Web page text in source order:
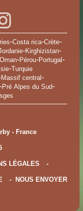
-Costa rica-Crète-
-Kirghizistan-
-Pérou-Portugal-
-Turquie
Massif central-
-Pré Alpes du Sud-
- France
LÉGALES -
- NOUS ENVOYER